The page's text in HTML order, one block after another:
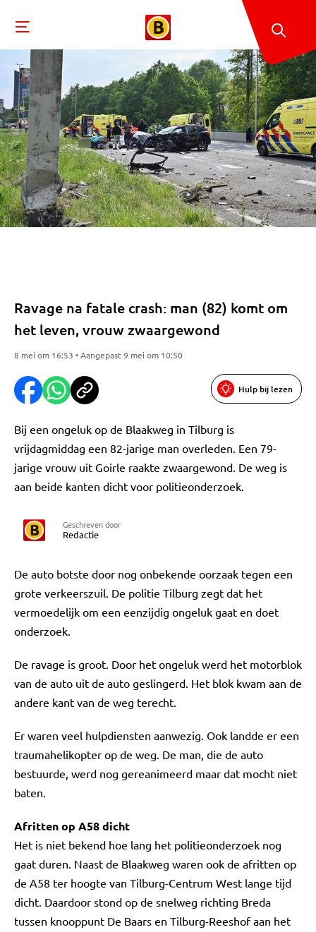
Ravage na fatale crash: man (82) komt om
het leven, vrouw zwaargewond
8 mei om 16:53 • Aangepast 9 mei om 10:50
Hulp bij lezen
Bij een ongeluk op de Blaakweg in Tilburg is
vrijdagmiddag een 82-jarige man overleden. Een 79-
jarige vrouw uit Goirle raakte zwaargewond. De weg is
aan beide kanten dicht voor politieonderzoek.
Geschreven door
Redactie
De auto botste door nog onbekende oorzaak tegen een
grote verkeerszuil. De politie Tilburg zegt dat het
vermoedelijk om een eenzijdig ongeluk gaat en doet
onderzoek.
De ravage is groot. Door het ongeluk werd het motorblok
van de auto uit de auto geslingerd. Het blok kwam aan de
andere kant van de weg terecht.
Er waren veel hulpdiensten aanwezig. Ook landde er een
traumahelikopter op de weg. De man, die de auto
bestuurde, werd nog gereanimeerd maar dat mocht niet
baten.
Afritten op A58 dicht
Het is niet bekend hoe lang het politieonderzoek nog
gaat duren. Naast de Blaakweg waren ook de afritten op
de A58 ter hoogte van Tilburg-Centrum West lange tijd
dicht. Daardoor stond op de snelweg richting Breda
tussen knooppunt De Baars en Tilburg-Reeshof aan het